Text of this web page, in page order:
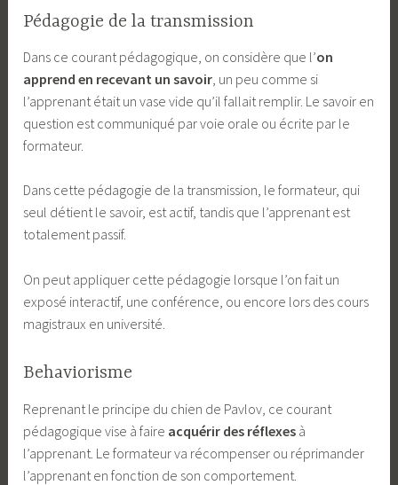
Pédagogie de la transmission
Dans ce courant pédagogique, on considère que l’on
apprend en recevant un savoir , un peu comme si
l’apprenant était un vase vide qu’il fallait remplir. Le savoir en
question est communiqué par voie orale ou écrite par le
formateur.
Dans cette pédagogie de la transmission, le formateur, qui
seul détient le savoir, est actif, tandis que l’apprenant est
totalement passif.
On peut appliquer cette pédagogie lorsque l’on fait un
exposé interactif, une conférence, ou encore lors des cours
magistraux en université.
Behaviorisme
Reprenant le principe du chien de Pavlov, ce courant
pédagogique vise à faire acquérir des réflexes à
l’apprenant. Le formateur va récompenser ou réprimander
l’apprenant en fonction de son comportement.